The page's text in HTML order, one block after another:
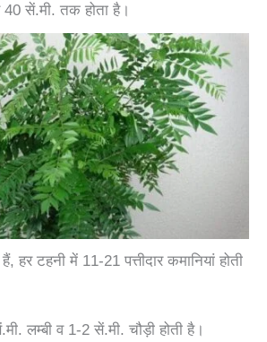
सें.मी. तक होता है।
हैं, हर टहनी में 11-21 पत्तीदार कमानियां होती
लम्बी व 1-2 सें.मी. चौड़ी होती है।